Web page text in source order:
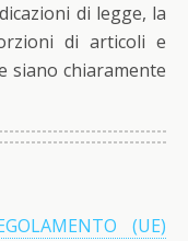
di legge, la
di articoli e
siano chiaramente
(UE)